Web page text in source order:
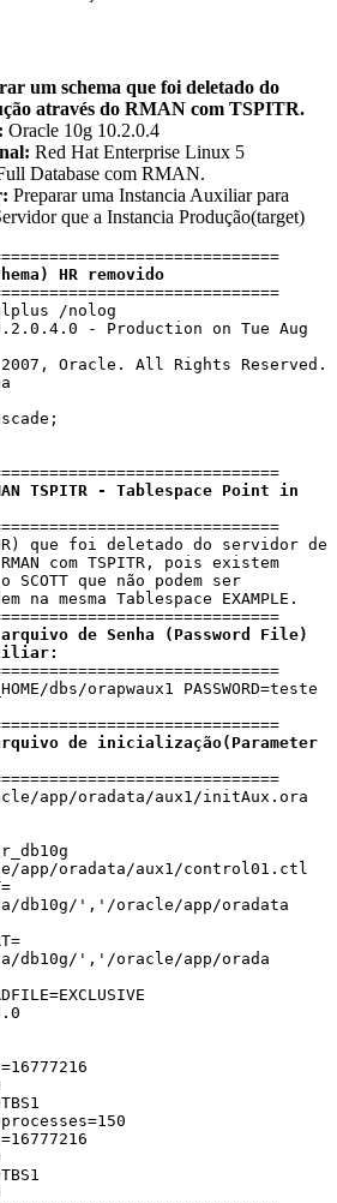
um schema que foi deletado do
através do RMAN com TSPITR.
Oracle 10g 10.2.0.4
Red Hat Enterprise Linux 5
Database com RMAN.
Preparar uma Instancia Auxiliar para
que a Instancia Produção(target)
HR removido
/nolog
- Production on Tue Aug
Oracle. All Rights Reserved.
TSPITR - Tablespace Point in
que foi deletado do servidor de
com TSPITR, pois existem
SCOTT que não podem ser
mesma Tablespace EXAMPLE.
de Senha (Password File)
dbs/orapwaux1 PASSWORD=teste
de inicialização(Parameter
app/oradata/aux1/initAux.ora
app/oradata/aux1/control01.ctl
db10g/','/oracle/app/oradata
db10g/','/oracle/app/orada